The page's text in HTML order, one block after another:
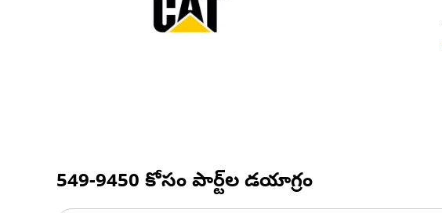
549-9450 కోసం పార్ట్‌ల డయాగ్రం